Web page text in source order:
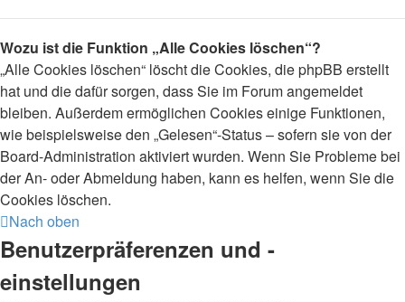
Wozu ist die Funktion „Alle Cookies löschen“?
„Alle Cookies löschen“ löscht die Cookies, die phpBB erstellt
hat und die dafür sorgen, dass Sie im Forum angemeldet
bleiben. Außerdem ermöglichen Cookies einige Funktionen,
wie beispielsweise den „Gelesen“-Status – sofern sie von der
Board-Administration aktiviert wurden. Wenn Sie Probleme bei
der An- oder Abmeldung haben, kann es helfen, wenn Sie die
Cookies löschen.
Nach oben
Benutzerpräferenzen und -
einstellungen